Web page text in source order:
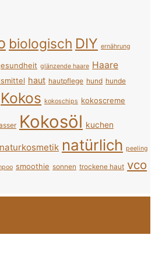
biologisch DIY ernährung
glänzende haare Haare
haut hautpflege hund hunde
Kokos kokoschips kokoscreme
Kokosöl kuchen
naturkosmetik natürlich peeling
smoothie sonnen trockene haut vco